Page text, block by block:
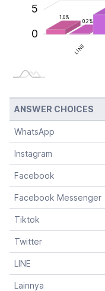
0.2%
1.0%
0
5
LINE
ANSWER CHOICES
WhatsApp
Instagram
Facebook
Facebook Messenger
Tiktok
Twitter
LINE
Lainnya